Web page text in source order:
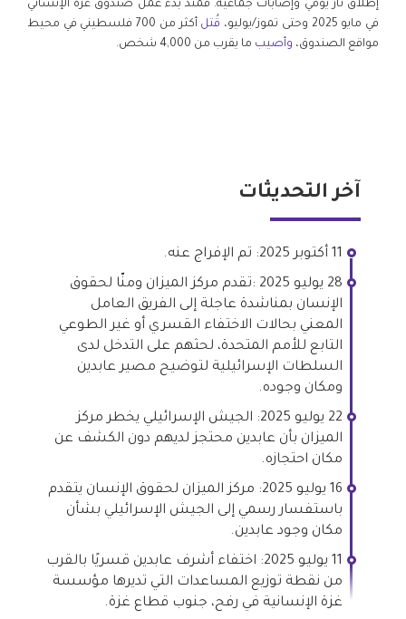
إطلاق نار يومي وإصابات جماعية. فمنذ بدء عمل صندوق غزة الإنساني
في مايو 2025 وحتى تموز/يوليو،
قُتل
أكثر من 700 فلسطيني في محيط
مواقع الصندوق، وأصيب ما يقرب من 4,000 شخص.
آخر التحديثات
11 أكتوبر 2025: تم الإفراج عنه.
28 يوليو 2025 :تقدم مركز الميزان ومنّا لحقوق
الإنسان بمناشدة عاجلة إلى الفريق العامل
المعني بحالات الاختفاء القسري أو غير الطوعي
التابع للأمم المتحدة، لحثهم على التدخل لدى
السلطات الإسرائيلية لتوضيح مصير عابدين
ومكان وجوده.
22 يوليو 2025: الجيش الإسرائيلي يخطر مركز
الميزان بأن عابدين محتجز لديهم دون الكشف عن
مكان احتجازه.
16 يوليو 2025: مركز الميزان لحقوق الإنسان يتقدم
باستفسار رسمي إلى الجيش الإسرائيلي بشأن
مكان وجود عابدين.
11 يوليو 2025: اختفاء أشرف عابدين قسريًا بالقرب
من نقطة توزيع المساعدات التي تديرها مؤسسة
غزة الإنسانية في رفح، جنوب قطاع غزة.